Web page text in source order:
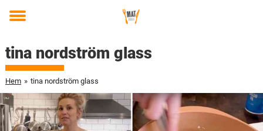
Toggle
tina nordström glass
Hem » tina nordström glass